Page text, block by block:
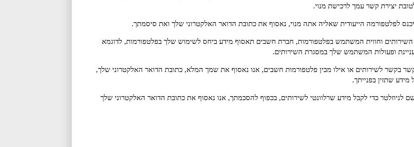
יצירת קשר עמך לרכישת מנוי.
לפלטפורמה הייעודית שאליה אתה מנוי, נאסוף את כתובת הדואר האלקטרוני שלך ואת סיסמתך.
וחווית המשתמש בפלטפורמות, חברת חשבים תאסוף מידע ביחס לשימוש שלך בפלטפורמות, לדוגמא
ופעולות המשתמש שלך במסגרת השירותים.
קשר בקשר לשירותים או אילו מבין פלטפורמות חשבים, אנו נאסוף את שמך המלא, כתובת הדואר האלקטרוני שלך,
מידע שתזין בפנייתך.
לניוזלטר כדי לקבל מידע שרלוונטי לשירותים, בכפוף להסכמתך, אנו נאסוף את כתובת הדואר האלקטרוני שלך